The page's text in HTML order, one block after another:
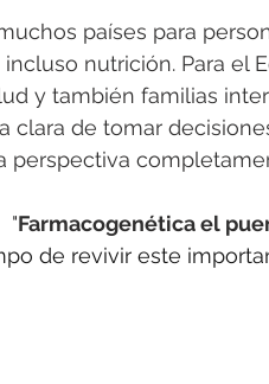
países para
nutrición. Para el
y también familias
clara de tomar
perspectiva
"Farmacogenética el
de revivir este